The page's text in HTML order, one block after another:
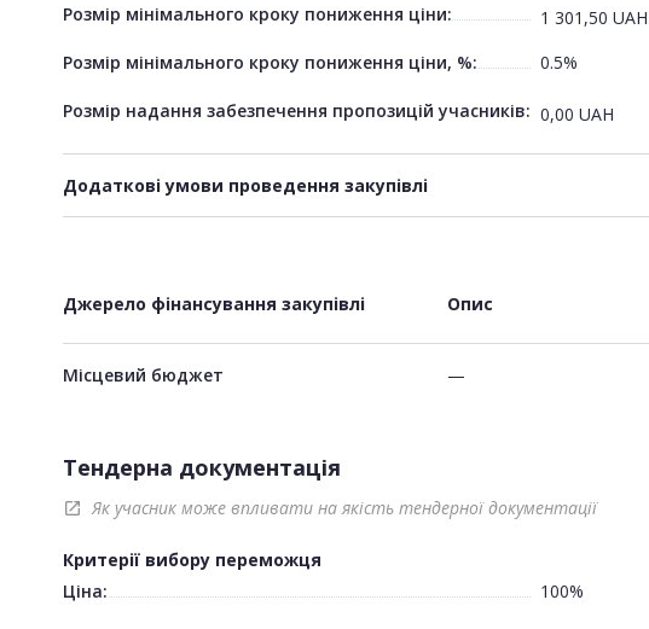
Розмір мінімального кроку пониження ціни:
1 301,50 UAH
Розмір мінімального кроку пониження ціни, %:
0.5%
Розмір надання забезпечення пропозицій учасників: 0,00 UAH
Додаткові умови проведення закупівлі
Джерело фінансування закупівлі Опис
Місцевий бюджет —
Тендерна документація
open_in_new Як учасник може впливати на якість тендерної документації
Критерії вибору переможця
Ціна:
100%